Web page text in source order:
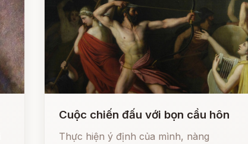
Cuộc chiến đấu với bọn cầu hôn
Thực hiện ý định của mình, nàng